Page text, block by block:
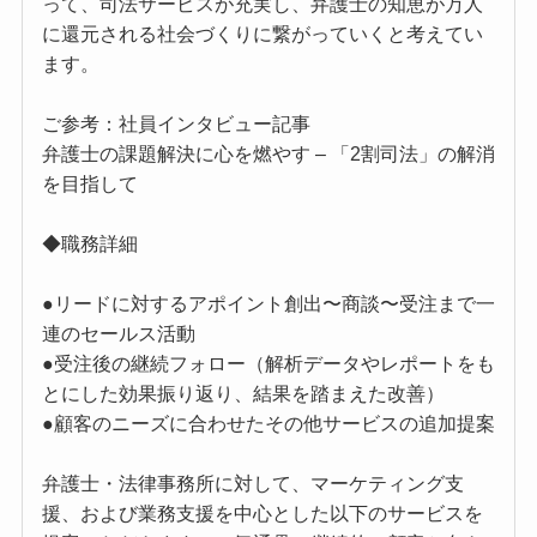
って、司法サービスが充実し、弁護士の知恵が万人
に還元される社会づくりに繋がっていくと考えてい
ます。
ご参考：社員インタビュー記事
弁護士の課題解決に心を燃やす – 「2割司法」の解消
を目指して
◆職務詳細
●リードに対するアポイント創出〜商談〜受注まで一
連のセールス活動
●受注後の継続フォロー（解析データやレポートをも
とにした効果振り返り、結果を踏まえた改善）
●顧客のニーズに合わせたその他サービスの追加提案
弁護士・法律事務所に対して、マーケティング支
援、および業務支援を中心とした以下のサービスを